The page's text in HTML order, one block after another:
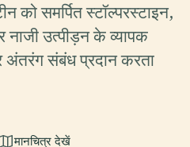
को समर्पित स्टॉल्परस्टाइन,
नाजी उत्पीड़न के व्यापक
अंतरंग संबंध प्रदान करता
मानचित्र देखें